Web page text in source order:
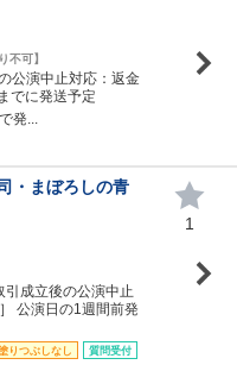
不可】
公演中止対応：返金
でに発送予定
発...
・まぼろしの青
成立後の公演中止
公演日の1週間前発
りつぶしなし 質問受付
1